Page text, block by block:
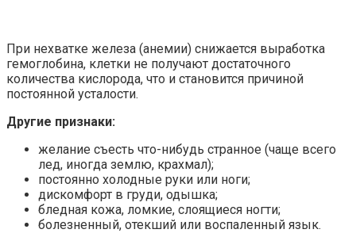
При нехватке железа (анемии) снижается выработка
гемоглобина, клетки не получают достаточного
количества кислорода, что и становится причиной
постоянной усталости.
Другие признаки:
желание съесть что-нибудь странное (чаще всего
лед, иногда землю, крахмал);
постоянно холодные руки или ноги;
дискомфорт в груди, одышка;
бледная кожа, ломкие, слоящиеся ногти;
болезненный, отекший или воспаленный язык.